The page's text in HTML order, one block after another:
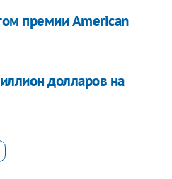
премии American
долларов на